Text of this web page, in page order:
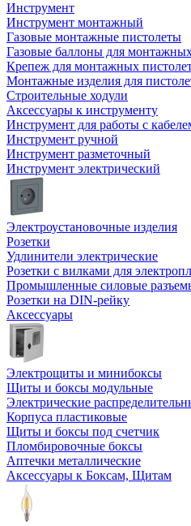
Инструмент
Инструмент монтажный
Газовые монтажные пистолеты
Газовые баллоны для
Крепеж для монтажных
Монтажные изделия для
Строительные ходули
Аксессуары к инструменту
Инструмент для работы с
Инструмент ручной
Инструмент разметочный
Инструмент электрический
Электроустановочные изделия
Розетки
Удлинители электрические
Розетки с вилками для
Промышленные силовые
Розетки на DIN-рейку
Аксессуары
Электрощиты и минибоксы
Щиты и боксы модульные
Электрические
Корпуса пластиковые
Щиты и боксы под счетчик
Пломбировочные боксы
Аптечки металлические
Аксессуары к Боксам, Щитам